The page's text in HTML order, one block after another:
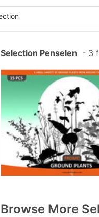
Selection Penselen - 3
Browse More